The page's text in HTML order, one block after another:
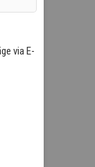
via E-